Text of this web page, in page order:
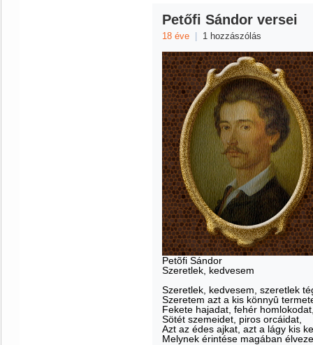
Petőfi Sándor versei
18 éve | 1 hozzászólás
Petõfi Sándor
Szeretlek, kedvesem
Szeretlek, kedvesem, szeretlek
Szeretem azt a kis könnyû
Fekete hajadat, fehér
Sötét szemeidet, piros orcáidat,
Azt az édes ajkat, azt a lágy kis
Melynek érintése magában